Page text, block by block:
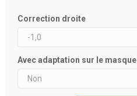
Correction droite
Avec adaptation sur le masque